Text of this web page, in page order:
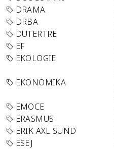
DRAMA
DRBA
DUTERTRE
EF
EKOLOGIE
EKONOMIKA
EMOCE
ERASMUS
ERIK AXL SUND
ESEJ